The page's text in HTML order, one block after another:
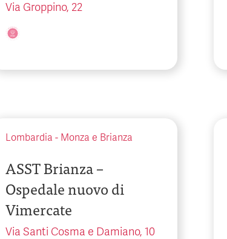
Via Groppino, 22
Lombardia - Monza e Brianza
ASST Brianza –
Ospedale nuovo di
Vimercate
Via Santi Cosma e Damiano, 10